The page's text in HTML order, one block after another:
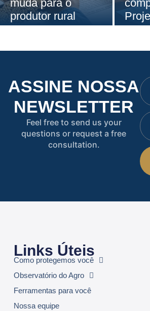
muda para o
produtor rural
ASSINE NOSSA
NEWSLETTER
Feel free to send us your
questions or request a free
consultation.
Links Úteis
Como protegemos você
Observatório do Agro
Ferramentas para você
Nossa equipe